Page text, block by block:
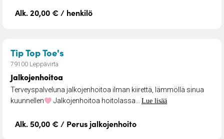
Alk. 20,00 € / henkilö
Tip Top Toe's
79100 Leppävirta
Jalkojenhoitoa
Terveyspalveluna jalkojenhoitoa ilman kiirettä, lämmöllä sinua
kuunnellen
Jalkojenhoitoa hoitolassa... Lue lisää
Alk. 50,00 € / Perus jalkojenhoito